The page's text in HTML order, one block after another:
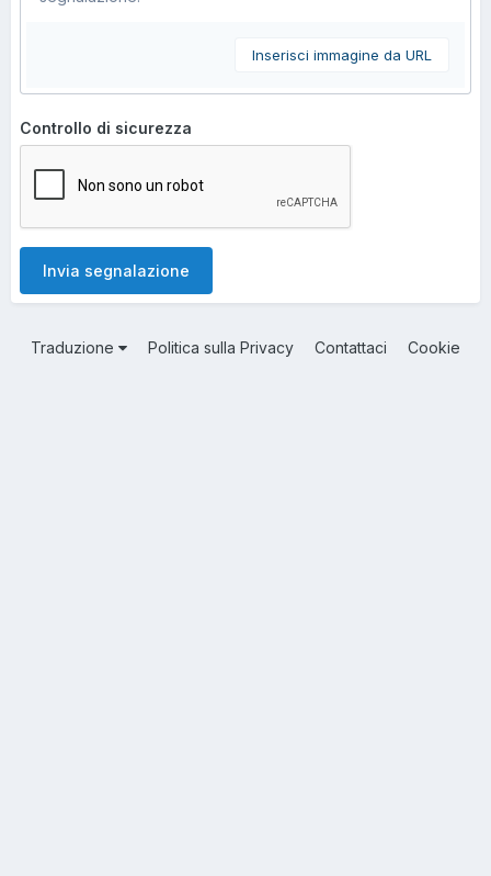
Inserisci immagine da URL
Controllo di sicurezza
Invia segnalazione
Traduzione Politica sulla Privacy Contattaci Cookie